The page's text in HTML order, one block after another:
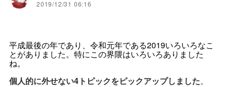
2019/12/31 06:16
平成最後の年であり、令和元年である2019いろいろなこ
とがありました。特にこの界隈はいろいろありました
ね。
個人的に外せない4トピックをピックアップしました。